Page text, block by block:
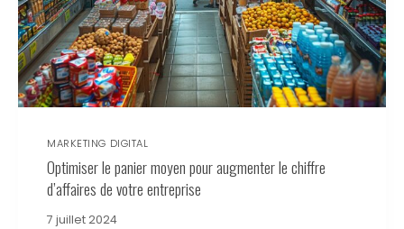
MARKETING DIGITAL
Optimiser le panier moyen pour augmenter le chiffre
d’affaires de votre entreprise
7 juillet 2024